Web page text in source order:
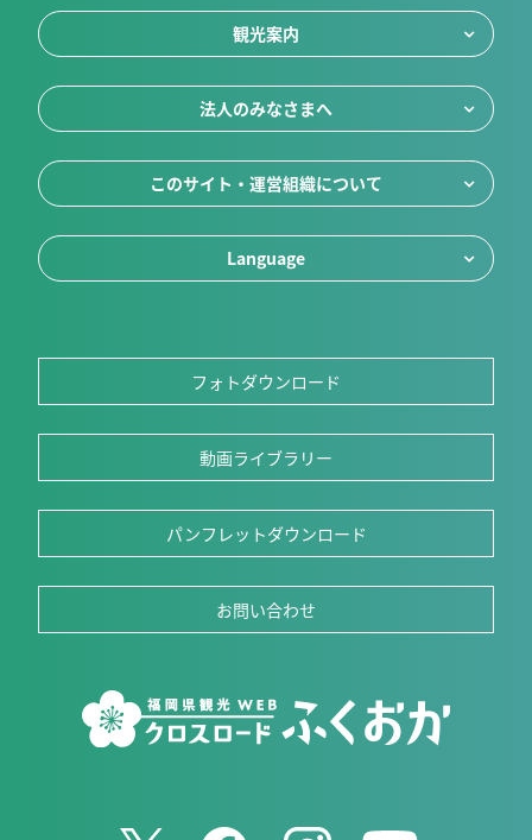
観光案内
法人のみなさまへ
このサイト・運営組織について
Language
フォトダウンロード
動画ライブラリー
パンフレットダウンロード
お問い合わせ